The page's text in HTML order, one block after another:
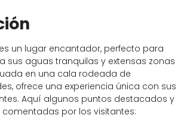
un lugar encantador, perfecto para
sus aguas tranquilas y extensas zonas
en una cala rodeada de
ofrece una experiencia única con sus
Aquí algunos puntos destacados y
por los visitantes: